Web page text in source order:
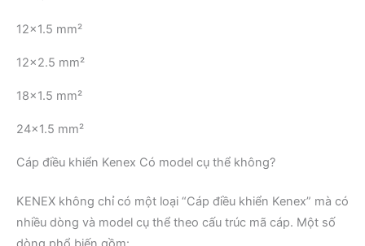
12×1.5 mm²
12×2.5 mm²
18×1.5 mm²
24×1.5 mm²
Cáp điều khiển Kenex Có model cụ thể không?
KENEX không chỉ có một loại “Cáp điều khiển Kenex” mà có
nhiều dòng và model cụ thể theo cấu trúc mã cáp. Một số